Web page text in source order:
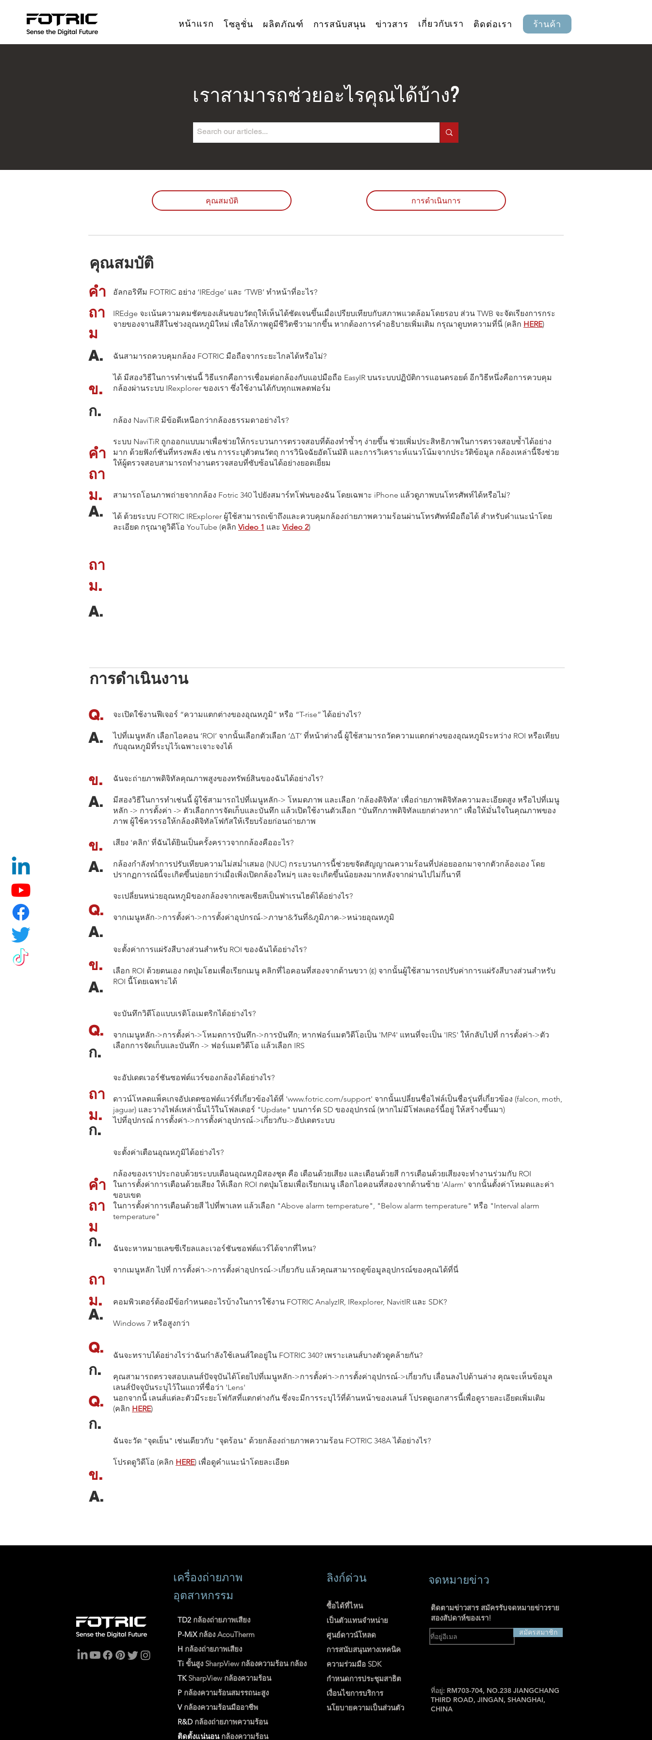
หน้าแรก โซลูชั่น ผลิตภัณฑ์ การสนับสนุน ข่าวสาร เกี่ยวกับเรา ติดต่อเรา ร้านค้า
เราสามารถช่วยอะไรคุณได้บ้าง?
คุณสมบัติ การดำเนินการ
คุณสมบัติ
อัลกอริทึม FOTRIC อย่าง ‘IREdge’ และ ‘TWB’ ทำหน้าที่อะไร?
IREdge จะเน้นความคมชัดของเส้นขอบวัตถุให้เห็นได้ชัดเจนขึ้นเมื่อเปรียบเทียบกับสภาพแวดล้อมโดยรอบ ส่วน TWB จะจัดเรียงการกระ
จายของจานสีสีในช่วงอุณหภูมิใหม่ เพื่อให้ภาพดูมีชีวิตชีวามากขึ้น หากต้องการคำอธิบายเพิ่มเติม กรุณาดูบทความที่นี่ (คลิก HERE)
ฉันสามารถควบคุมกล้อง FOTRIC มือถือจากระยะไกลได้หรือไม่?
ได้ มีสองวิธีในการทำเช่นนี้ วิธีแรกคือการเชื่อมต่อกล้องกับแอปมือถือ EasyIR บนระบบปฏิบัติการแอนดรอยด์ อีกวิธีหนึ่งคือการควบคุม
กล้องผ่านระบบ IRexplorer ของเรา ซึ่งใช้งานได้กับทุกแพลตฟอร์ม
กล้อง NaviTiR มีข้อดีเหนือกว่ากล้องธรรมดาอย่างไร?
ระบบ NaviTiR ถูกออกแบบมาเพื่อช่วยให้กระบวนการตรวจสอบที่ต้องทำซ้ำๆ ง่ายขึ้น ช่วยเพิ่มประสิทธิภาพในการตรวจสอบซ้ำได้อย่าง
มาก ด้วยฟังก์ชันที่ทรงพลัง เช่น การระบุตัวตนวัตถุ การวินิจฉัยอัตโนมัติ และการวิเคราะห์แนวโน้มจากประวัติข้อมูล กล้องเหล่านี้จึงช่วย
ให้ผู้ตรวจสอบสามารถทำงานตรวจสอบที่ซับซ้อนได้อย่างยอดเยี่ยม
สามารถโอนภาพถ่ายจากกล้อง Fotric 340 ไปยังสมาร์ทโฟนของฉัน โดยเฉพาะ iPhone แล้วดูภาพบนโทรศัพท์ได้หรือไม่?
ได้ ด้วยระบบ FOTRIC IRExplorer ผู้ใช้สามารถเข้าถึงและควบคุมกล้องถ่ายภาพความร้อนผ่านโทรศัพท์มือถือได้ สำหรับคำแนะนำโดย
ละเอียด กรุณาดูวิดีโอ YouTube (คลิก Video 1 และ Video 2)
คำ
ถา
ม
A.
ข.
ก.
คำ
ถา
ม.
A.
ถา
ม.
A.
การดำเนินงาน
จะเปิดใช้งานฟีเจอร์ “ความแตกต่างของอุณหภูมิ” หรือ “T-rise” ได้อย่างไร?
ไปที่เมนูหลัก เลือกไอคอน ‘ROI’ จากนั้นเลือกตัวเลือก ‘ΔT’ ที่หน้าต่างนี้ ผู้ใช้สามารถวัดความแตกต่างของอุณหภูมิระหว่าง ROI หรือเทียบ
กับอุณหภูมิที่ระบุไว้เฉพาะเจาะจงได้
ฉันจะถ่ายภาพดิจิทัลคุณภาพสูงของทรัพย์สินของฉันได้อย่างไร?
มีสองวิธีในการทำเช่นนี้ ผู้ใช้สามารถไปที่เมนูหลัก-> โหมดภาพ และเลือก ‘กล้องดิจิทัล’ เพื่อถ่ายภาพดิจิทัลความละเอียดสูง หรือไปที่เมนู
หลัก -> การตั้งค่า -> ตัวเลือกการจัดเก็บและบันทึก แล้วเปิดใช้งานตัวเลือก “บันทึกภาพดิจิทัลแยกต่างหาก” เพื่อให้มั่นใจในคุณภาพของ
ภาพ ผู้ใช้ควรรอให้กล้องดิจิทัลโฟกัสให้เรียบร้อยก่อนถ่ายภาพ
เสียง 'คลิก' ที่ฉันได้ยินเป็นครั้งคราวจากกล้องคืออะไร?
กล้องกำลังทำการปรับเทียบความไม่สม่ำเสมอ (NUC) กระบวนการนี้ช่วยขจัดสัญญาณความร้อนที่ปล่อยออกมาจากตัวกล้องเอง โดย
ปรากฏการณ์นี้จะเกิดขึ้นบ่อยกว่าเมื่อเพิ่งเปิดกล้องใหม่ๆ และจะเกิดขึ้นน้อยลงมากหลังจากผ่านไปไม่กี่นาที
จะเปลี่ยนหน่วยอุณหภูมิของกล้องจากเซลเซียสเป็นฟาเรนไฮต์ได้อย่างไร?
จากเมนูหลัก->การตั้งค่า->การตั้งค่าอุปกรณ์->ภาษา&วันที่&ภูมิภาค->หน่วยอุณหภูมิ
จะตั้งค่าการแผ่รังสีบางส่วนสำหรับ ROI ของฉันได้อย่างไร?
เลือก ROI ด้วยตนเอง กดปุ่มโฮมเพื่อเรียกเมนู คลิกที่ไอคอนที่สองจากด้านขวา (ε) จากนั้นผู้ใช้สามารถปรับค่าการแผ่รังสีบางส่วนสำหรับ
ROI นี้โดยเฉพาะได้
จะบันทึกวิดีโอแบบเรดิโอเมตริกได้อย่างไร?
จากเมนูหลัก->การตั้งค่า->โหมดการบันทึก->การบันทึก; หากฟอร์แมตวิดีโอเป็น 'MP4' แทนที่จะเป็น 'IRS' ให้กลับไปที่ การตั้งค่า->ตัว
เลือกการจัดเก็บและบันทึก -> ฟอร์แมตวิดีโอ แล้วเลือก IRS
จะอัปเดตเวอร์ชันซอฟต์แวร์ของกล้องได้อย่างไร?
ดาวน์โหลดแพ็คเกจอัปเดตซอฟต์แวร์ที่เกี่ยวข้องได้ที่ 'www.fotric.com/support' จากนั้นเปลี่ยนชื่อไฟล์เป็นชื่อรุ่นที่เกี่ยวข้อง (falcon, moth,
jaguar) และวางไฟล์เหล่านั้นไว้ในโฟลเดอร์ "Update" บนการ์ด SD ของอุปกรณ์ (หากไม่มีโฟลเดอร์นี้อยู่ ให้สร้างขึ้นมา)
ไปที่อุปกรณ์ การตั้งค่า->การตั้งค่าอุปกรณ์->เกี่ยวกับ->อัปเดตระบบ
จะตั้งค่าเตือนอุณหภูมิได้อย่างไร?
กล้องของเราประกอบด้วยระบบเตือนอุณหภูมิสองชุด คือ เตือนด้วยเสียง และเตือนด้วยสี การเตือนด้วยเสียงจะทำงานร่วมกับ ROI
ในการตั้งค่าการเตือนด้วยเสียง ให้เลือก ROI กดปุ่มโฮมเพื่อเรียกเมนู เลือกไอคอนที่สองจากด้านซ้าย 'Alarm' จากนั้นตั้งค่าโหมดและค่า
ขอบเขต
ในการตั้งค่าการเตือนด้วยสี ไปที่พาเลท แล้วเลือก "Above alarm temperature", "Below alarm temperature" หรือ "Interval alarm
temperature"
ฉันจะหาหมายเลขซีเรียลและเวอร์ชันซอฟต์แวร์ได้จากที่ไหน?
จากเมนูหลัก ไปที่ การตั้งค่า->การตั้งค่าอุปกรณ์->เกี่ยวกับ แล้วคุณสามารถดูข้อมูลอุปกรณ์ของคุณได้ที่นี่
คอมพิวเตอร์ต้องมีข้อกำหนดอะไรบ้างในการใช้งาน FOTRIC AnalyzIR, IRexplorer, NavitIR และ SDK?
Windows 7 หรือสูงกว่า
ฉันจะทราบได้อย่างไรว่าฉันกำลังใช้เลนส์ใดอยู่ใน FOTRIC 340? เพราะเลนส์บางตัวดูคล้ายกัน?
คุณสามารถตรวจสอบเลนส์ปัจจุบันได้โดยไปที่เมนูหลัก->การตั้งค่า->การตั้งค่าอุปกรณ์->เกี่ยวกับ เลื่อนลงไปด้านล่าง คุณจะเห็นข้อมูล
เลนส์ปัจจุบันระบุไว้ในแถวที่ชื่อว่า 'Lens'
นอกจากนี้ เลนส์แต่ละตัวมีระยะโฟกัสที่แตกต่างกัน ซึ่งจะมีการระบุไว้ที่ด้านหน้าของเลนส์ โปรดดูเอกสารนี้เพื่อดูรายละเอียดเพิ่มเติม
(คลิก HERE)
ฉันจะวัด "จุดเย็น" เช่นเดียวกับ "จุดร้อน" ด้วยกล้องถ่ายภาพความร้อน FOTRIC 348A ได้อย่างไร?
โปรดดูวิดีโอ (คลิก HERE) เพื่อดูคำแนะนำโดยละเอียด
Q.
ข.
ข.
Q.
ข.
Q.
ถา
ม.
คำ
ถา
ม
ถา
ม.
Q.
Q.
A.
A.
A.
A.
A.
ก.
ก.
ก.
A.
ก.
ก.
ข.
A.
เครื่องถ่ายภาพ
อุตสาหกรรม
TD2 กล้องถ่ายภาพเสียง
P-MiX กล้อง AcouTherm
H กล้องถ่ายภาพเสียง
Ti ขั้นสูง SharpView กล้องความร้อนกล้อง
TK SharpView กล้องความร้อน
P กล้องความร้อนสมรรถนะสูง
Vกล้องความร้อนมืออาชีพ
R&D กล้องถ่ายภาพความร้อน
ติดตั้งแน่นอนกล้องความร้อน
ลิงก์ด่วน
ซื้อได้ที่ไหน
เป็นตัวแทนจำหน่าย
ศูนย์ดาวน์โหลด
การสนับสนุนทางเทคนิค
ความร่วมมือ SDK
กำหนดการประชุมสาธิต
เงื่อนไขการบริการ
นโยบายความเป็นส่วนตัว
จดหมายข่าว
ติดตามข่าวสาร สมัครรับจดหมายข่าวราย
สองสัปดาห์ของเรา!
สมัครสมาชิก
ที่อยู่: RM703-704, NO.238 JIANGCHANG
THIRD ROAD, JINGAN, SHANGHAI,
CHINA